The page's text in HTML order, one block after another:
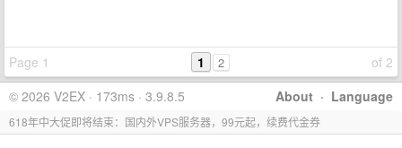
Page 1 of 2
1 2
About · Language
© 2026 V2EX · 173ms · 3.9.8.5
618年中大促即将结束：国内外VPS服务器，99元起，续费代金券